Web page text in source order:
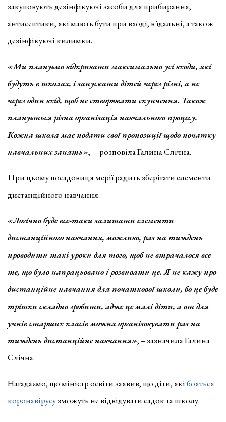
закуповують дезінфікуючі засоби для прибирання,
антисептики, які мають бути при вході, в їдальні, а також
дезінфікуючі килимки.
«Ми плануємо відкривати максимально усі входи, які
будуть в школах, і запускати дітей через різні, а не
через один вхід, щоб не створювати скупчення. Також
планується різна організація навчального процесу.
Кожна школа має подати свої пропозиції щодо початку
навчальних занять», – розповіла Галина Слічна.
При цьому посадовиця мерії радить зберігати елементи
дистанційного навчання.
«Логічно буде все-таки залишати елементи
дистанційного навчання, можливо, раз на тиждень
проводити такі уроки для того, щоб не втрачалося все
те, що було напрацьовано і розвивати це. Я не кажу про
дистанційне навчання для початкової школи, бо це буде
трішки складно зробити, адже це малі діти, а от для
учнів старших класів можна організовувати раз на
тиждень дистанційне навчання», – зазначила Галина
Слічна.
Нагадаємо, що міністр освіти заявив, що діти, якібояться
коронавірусузможуть не відвідувати садок та школу.